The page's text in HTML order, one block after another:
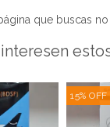
página que buscas no
15% OFF